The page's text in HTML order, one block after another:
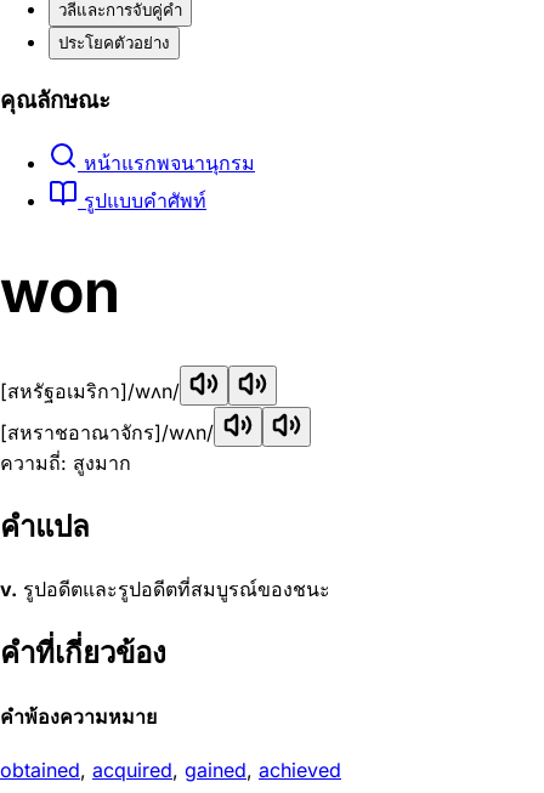
วลีและการจับคู่คำ
ประโยคตัวอย่าง
คุณลักษณะ
หน้าแรกพจนานุกรม
รูปแบบคำศัพท์
won
[สหรัฐอเมริกา]/wʌn/
[สหราชอาณาจักร]/wʌn/
ความถี่: สูงมาก
คำแปล
v. รูปอดีตและรูปอดีตที่สมบูรณ์ของชนะ
คำที่เกี่ยวข้อง
คำพ้องความหมาย
obtained, acquired, gained, achieved